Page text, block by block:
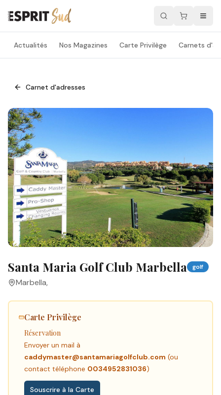
Actualités Nos Magazines Carte Privilège Carnets
Carnet d'adresses
Santa Maria Golf Club Marbella golf
Marbella,
Carte Privilège
Réservation
Envoyer un mail à
caddymaster@santamariagolfclub.com (ou
contact téléphone 0034952831036)
Souscrire à la Carte